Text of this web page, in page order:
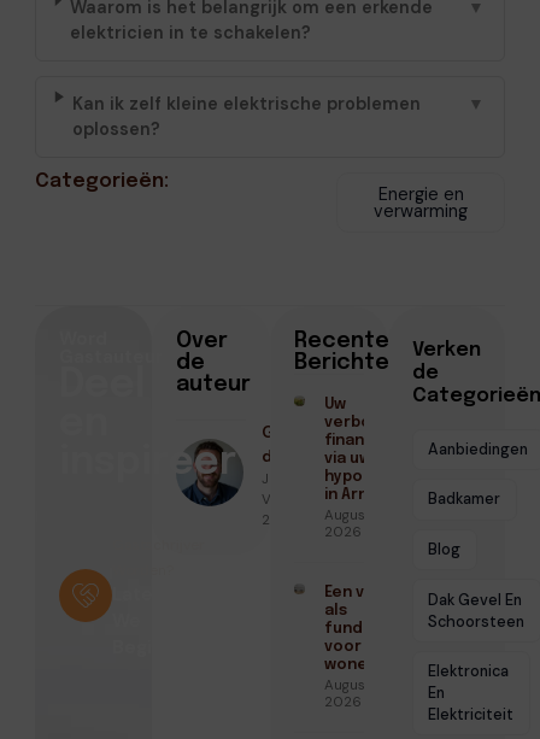
Waarom is het belangrijk om een erkende
elektricien in te schakelen?
▼
Kan ik zelf kleine elektrische problemen
oplossen?
▼
Categorieën:
Energie en
verwarming
Over
de
auteur
Geschreven
door
Jeroen van
Vliet ● april
20, 2026
Recente
Berichten
Uw
verbouwing
financieren
via uw
hypotheek
in Arnhem
Augustus 3,
2026
Een vloer
als
fundament
voor blits
wonen
Augustus 3,
2026
Verken
de
Categorieën
Aanbiedingen
Badkamer
Blog
Dak Gevel En
Schoorsteen
Elektronica
En
Elektriciteit
inspireer
Laten